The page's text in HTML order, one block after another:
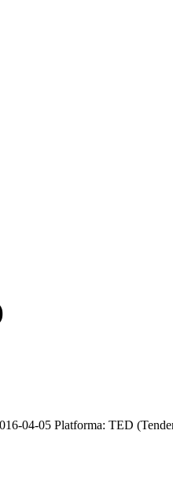
04-05 Platforma: TED